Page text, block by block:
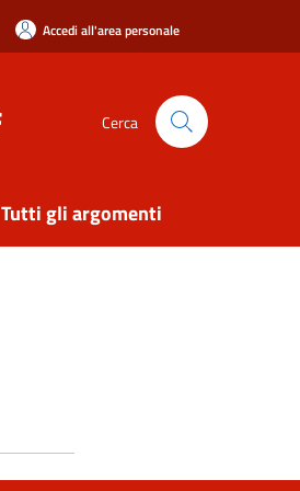
Accedi all'area personale
Cerca
Tutti gli argomenti